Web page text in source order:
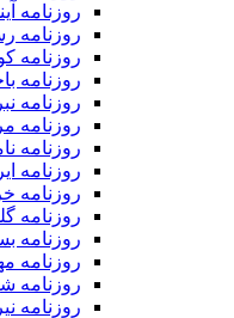
روزنامه
روزنامه
روزنامه
روزنامه
روزنامه
روزنامه
روزنامه
روزنامه
روزنامه
روزنامه
روزنامه
روزنامه
روزنامه
روزنامه